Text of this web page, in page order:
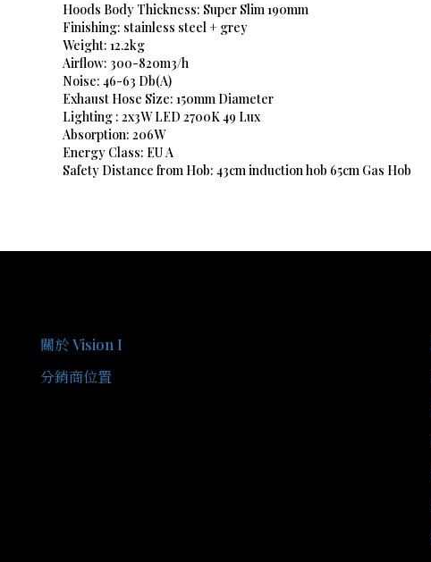
Hoods Body Thickness: Super Slim 190mm
Finishing: stainless steel + grey
Weight: 12.2kg
Airflow: 300-820m3/h
Noise: 46-63 Db(A)
Exhaust Hose Size: 150mm Diameter
Lighting : 2x3W LED 2700K 49 Lux
Absorption: 206W
Energy Class: EU A
Safety Distance from Hob: 43cm induction hob 65cm Gas Hob
關於 Vision I
分銷商位置